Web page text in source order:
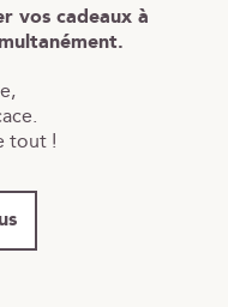
vos cadeaux à
tout !